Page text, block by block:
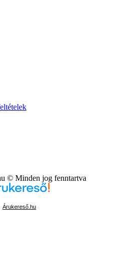
© Minden jog fenntartva
Árukereső.hu